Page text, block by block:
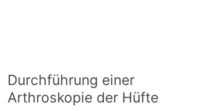
Durchführung einer
Arthroskopie der Hüfte